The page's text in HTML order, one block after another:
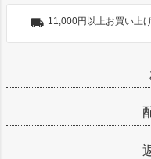
11,000円以上お買い上